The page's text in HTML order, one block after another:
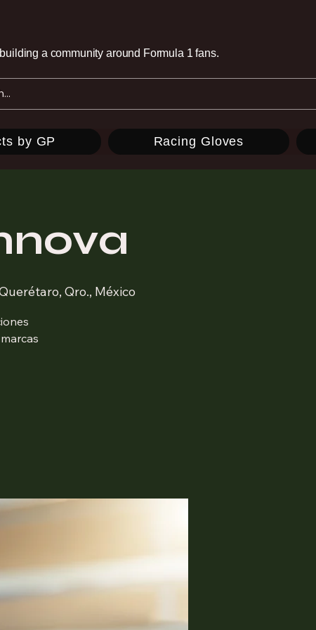
a community around Formula 1 fans.
by GP Racing Gloves
Qro., México